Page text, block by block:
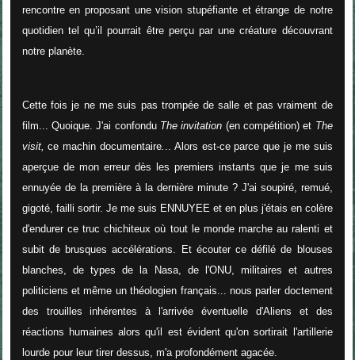
rencontre en proposant une vision stupéfiante et étrange de notre
quotidien tel qu’il pourrait être perçu par une créature découvrant
notre planète.
Cette fois je ne me suis pas trompée de salle et pas vraiment de
film... Quoique. J'ai confondu The invitation (en compétition) et The
visit,ce machin documentaire. .. Alors est-ce parce que je me suis
aperçue de mon erreur dès les premiers instants que je me suis
ennuyée de la première à la dernière minute ? J'ai soupiré, remué,
gigoté, failli sortir. Je me suis ENNUYEE et en plus j'étais en colère
d'endurer ce truc chichiteux où tout le monde marche au ralenti et
subit de brusques accélérations. Et écouter ce défilé de blouses
blanches, de types de la Nasa, de l'ONU, militaires et autres
politiciens et même un théologien français... nous parler doctement
des trouilles inhérentes à l'arrivée éventuelle d'Aliens et des
réactions humaines alors qu'il est évident qu'on sortirait l'artillerie
lourde pour leur tirer dessus, m'a profondément agacée.